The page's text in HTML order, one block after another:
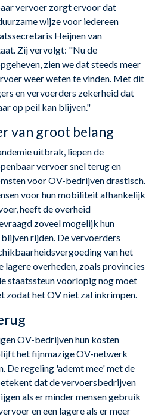
vervoer zorgt ervoor dat
wijze voor iedereen
Heijnen van
Zij vervolgt: "Nu de
zien we dat steeds meer
weer weten te vinden. Met dit
en vervoerders zekerheid dat
op peil kan blijven."
van groot belang
uitbrak, liepen de
vervoer snel terug en
voor OV-bedrijven drastisch.
voor hun mobiliteit afhankelijk
heeft de overheid
zoveel mogelijk hun
rijden. De vervoerders
van het
lagere overheden, zoals provincies
staatssteun voorlopig nog moet
het OV niet zal inkrimpen.
OV-bedrijven hun kosten
het fijnmazige OV-netwerk
De regeling 'ademt mee' met de
dat de vervoersbedrijven
als er minder mensen gebruik
en een lagere als er meer